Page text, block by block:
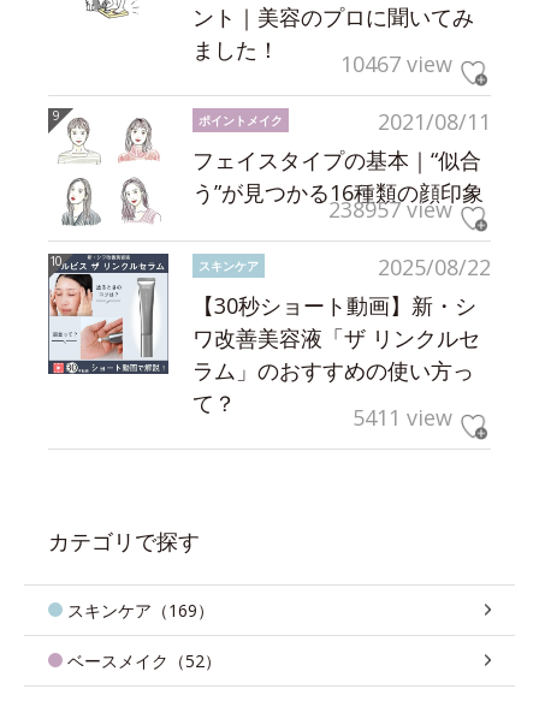
ント｜美容のプロに聞いてみ
ました！
10467 view
2021/08/11
ポイントメイク
フェイスタイプの基本｜“似合
う”が見つかる16種類の顔印象
238957 view
2025/08/22
スキンケア
【30秒ショート動画】新・シ
ワ改善美容液「ザ リンクルセ
ラム」のおすすめの使い方っ
て？
5411 view
カテゴリで探す
スキンケア（169）
ベースメイク（52）